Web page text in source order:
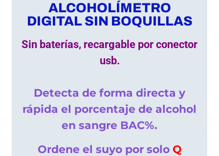
ALCOHOLÍMETRO
DIGITAL SIN BOQUILLAS
Sin baterías, recargable por conector
usb.
Detecta de forma directa y
rápida el porcentaje de alcohol
en sangre BAC%.
Ordene el suyo por solo Q